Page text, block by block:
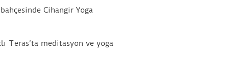
Cihangir Yoga
Teras’ta meditasyon ve yoga